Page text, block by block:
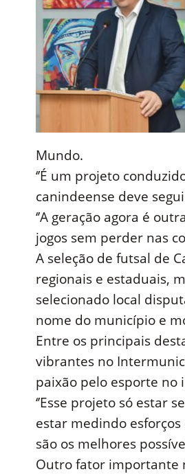
Mundo.
‘’É um projeto
canindeense deve
‘’A geração agora é
jogos sem perder nas
A seleção de futsal de
regionais e estaduais,
selecionado local
nome do município e
Entre os principais
vibrantes no
paixão pelo esporte no
‘’Esse projeto só estar
estar medindo
são os melhores
Outro fator importante